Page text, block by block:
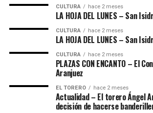
CULTURA hace 2 meses
LA HOJA DEL LUNES – San
CULTURA hace 2 meses
LA HOJA DEL LUNES – San
CULTURA hace 2 meses
PLAZAS CON ENCANTO – El
Aranjuez
EL TORERO hace 2 meses
Actualidad – El torero Ángel
decisión de hacerse